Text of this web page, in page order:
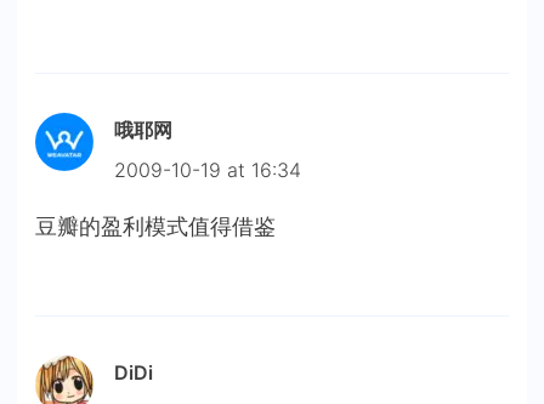
哦耶网
2009-10-19 at 16:34
豆瓣的盈利模式值得借鉴
DiDi